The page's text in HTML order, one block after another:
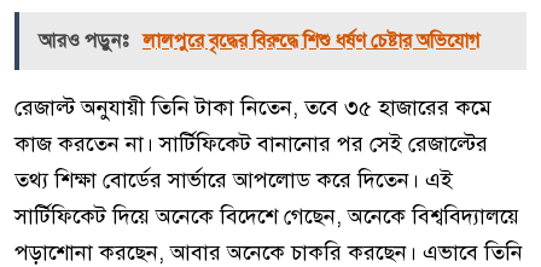
আরও পড়ুনঃ লালপুরে বৃদ্ধের বিরুদ্ধে শিশু ধর্ষণ চেষ্টার অভিযোগ
রেজাল্ট অনুযায়ী তিনি টাকা নিতেন, তবে ৩৫ হাজারের কমে
কাজ করতেন না। সার্টিফিকেট বানানোর পর সেই রেজাল্টের
তথ্য শিক্ষা বোর্ডের সার্ভারে আপলোড করে দিতেন। এই
সার্টিফিকেট দিয়ে অনেকে বিদেশে গেছেন, অনেকে বিশ্ববিদ্যালয়ে
পড়াশোনা করছেন, আবার অনেকে চাকরি করছেন। এভাবে তিনি